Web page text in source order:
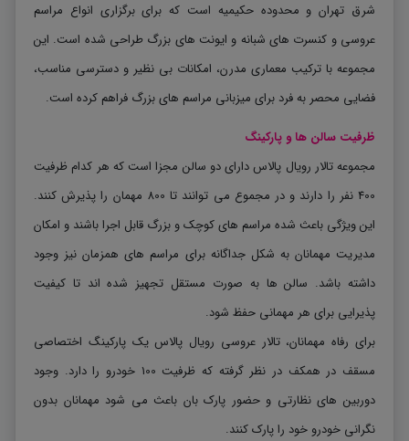
شرق تهران و محدوده حکیمیه است که برای برگزاری انواع مراسم
عروسی و کنسرت های شبانه و ایونت های بزرگ طراحی شده است. این
مجموعه با ترکیب معماری مدرن، امکانات بی نظیر و دسترسی مناسب،
فضایی محصر به فرد برای میزبانی مراسم های بزرگ فراهم کرده است.
ظرفیت سالن ها و پارکینگ
مجموعه تالار رویال پالاس دارای دو سالن مجزا است که هر کدام ظرفیت
400 نفر را دارند و در مجموع می توانند تا 800 مهمان را پذیرش کنند.
این ویژگی باعث شده مراسم های کوچک و بزرگ قابل اجرا باشند و امکان
مدیریت مهمانان به شکل جداگانه برای مراسم های همزمان نیز وجود
داشته باشد. سالن ها به صورت مستقل تجهیز شده اند تا کیفیت
پذیرایی برای هر مهمانی حفظ شود.
برای رفاه مهمانان، تالار عروسی رویال پالاس یک پارکینگ اختصاصی
مسقف در همکف در نظر گرفته که ظرفیت 100 خودرو را دارد. وجود
دوربین های نظارتی و حضور پارک بان باعث می شود مهمانان بدون
نگرانی خودرو خود را پارک کنند.